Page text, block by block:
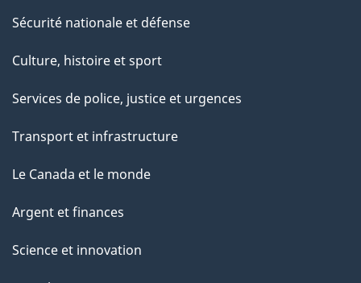
Sécurité nationale et défense
Culture, histoire et sport
Services de police, justice et urgences
Transport et infrastructure
Le Canada et le monde
Argent et finances
Science et innovation